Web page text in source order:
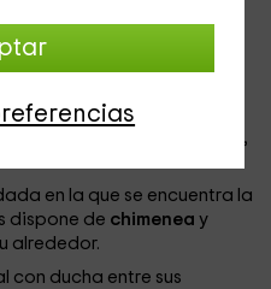
funcionar como dormitorio,
en la que se encuentra la
dispone de chimeneay
alrededor.
con ducha entre sus